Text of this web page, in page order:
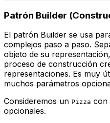
Patrón Builder
El patrón Builder se usa
complejos paso a paso.
objeto de su
proceso de construcción
representaciones. Es muy
muchos parámetros
Consideremos un Pizza con
opcionales.